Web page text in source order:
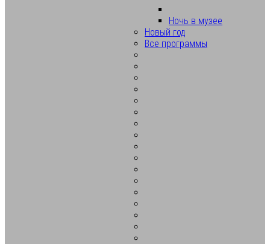
Ночь в музее
Новый год
Все программы